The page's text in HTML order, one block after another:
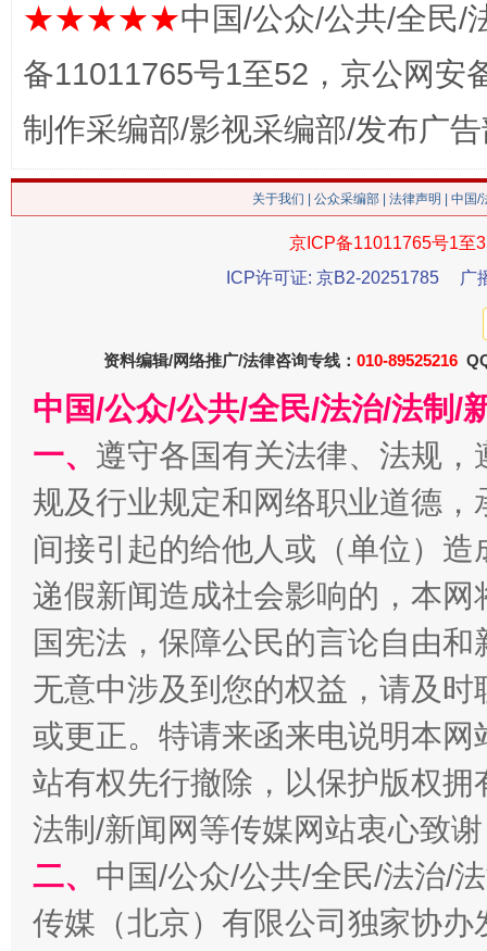
生
解纷+调解+退费，一次搞定
★★★★★中国/公众/公共/全民/
备11011765号1至52，京公网安
制作采编部/影视采编部/发布广
关于我们 公众采编部 法律声明 | 中国
京ICP备11011765号1至
ICP许可证: 京B2-20251785
广
资料编辑/网络推广/法律咨询专线： 010-89525216
中国/公众/公共/全民/法治/法制/
一、 遵守各国有关法律、法规
规及行业规定和网络职业道德
间接引起的给他人或（单位）
递假新闻造成社会影响的，本
国宪法，保障公民的言论自由
无意中涉及到您的权益，请及
或更正。特请来函来电说明本
站有权先行撤除，以保护版权
法制/新闻网等传媒网站衷心致
二、 中国/公众/公共/全民/法治/
传媒（北京）有限公司独家协